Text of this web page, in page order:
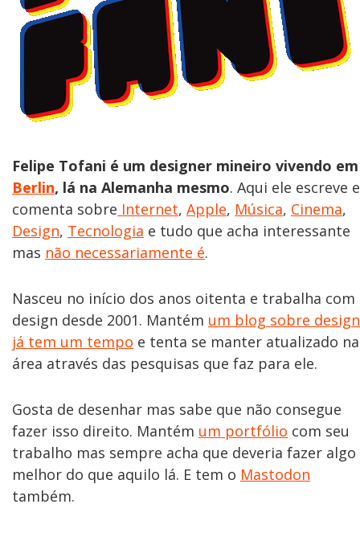
Felipe Tofani é um designer mineiro vivendo em
Berlin, lá na Alemanha mesmo. Aqui ele escreve e
comenta sobre Internet, Apple, Música, Cinema,
Design, Tecnologia e tudo que acha interessante
mas não necessariamente é.
Nasceu no início dos anos oitenta e trabalha com
design desde 2001. Mantém um blog sobre design
já tem um tempo e tenta se manter atualizado na
área através das pesquisas que faz para ele.
Gosta de desenhar mas sabe que não consegue
fazer isso direito. Mantém um portfólio com seu
trabalho mas sempre acha que deveria fazer algo
melhor do que aquilo lá. E tem o Mastodon
também.